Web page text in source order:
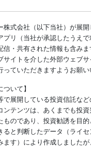
株式会社（以下当社）が展
プリ（当社が承認したうえ
信・共有された情報も含み
サイトを介した外部ウェブ
ていただきますようお願い
いて】
で展開している投資信託な
ンテンツは、あくまでも投
のであり、投資勧誘を目的
ると判断したデータ（ライ
ます）により作成しました